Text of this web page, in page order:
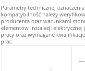
Parametry techniczne,
kompatybilność należy
producenta oraz warunkami
elementów instalacji
pracy oraz wymagane
prac.